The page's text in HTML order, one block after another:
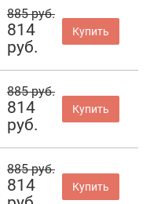
885 руб.
814
руб.
Купить
885 руб.
814
руб.
Купить
885 руб.
814
Купить